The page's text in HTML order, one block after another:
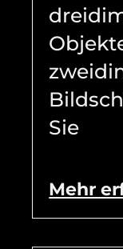
Sie
Mehr